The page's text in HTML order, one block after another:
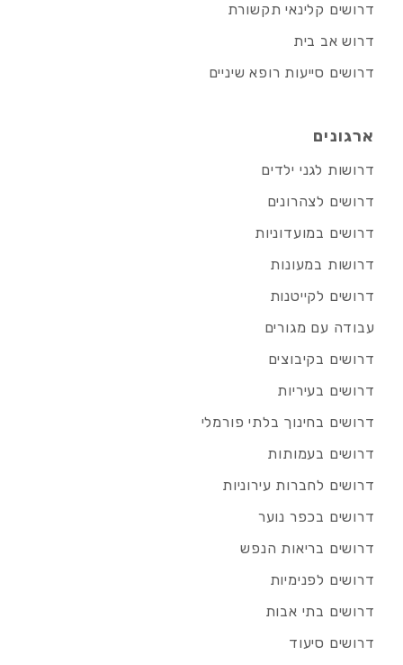
דרושים קלינאי תקשורת
דרוש אב בית
דרושים סייעות רופא שיניים
ארגונים
דרושות לגני ילדים
דרושים לצהרונים
דרושים במועדוניות
דרושות במעונות
דרושים לקייטנות
עבודה עם מגורים
דרושים בקיבוצים
דרושים בעיריות
דרושים בחינוך בלתי פורמלי
דרושים בעמותות
דרושים לחברות עירוניות
דרושים בכפר נוער
דרושים בריאות הנפש
דרושים לפנימיות
דרושים בתי אבות
דרושים סיעוד